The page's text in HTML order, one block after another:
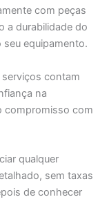
com peças
a durabilidade do
equipamento.
contam
na
compromisso com
qualquer
sem taxas
de conhecer